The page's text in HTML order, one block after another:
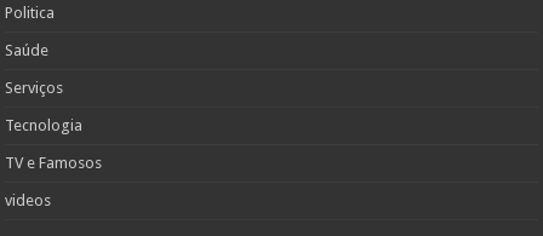
Politica
Saúde
Serviços
Tecnologia
TV e Famosos
videos